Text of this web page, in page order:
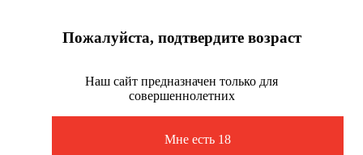
Пожалуйста, подтвердите возраст
Наш сайт предназначен только для
совершеннолетних
Мне есть 18